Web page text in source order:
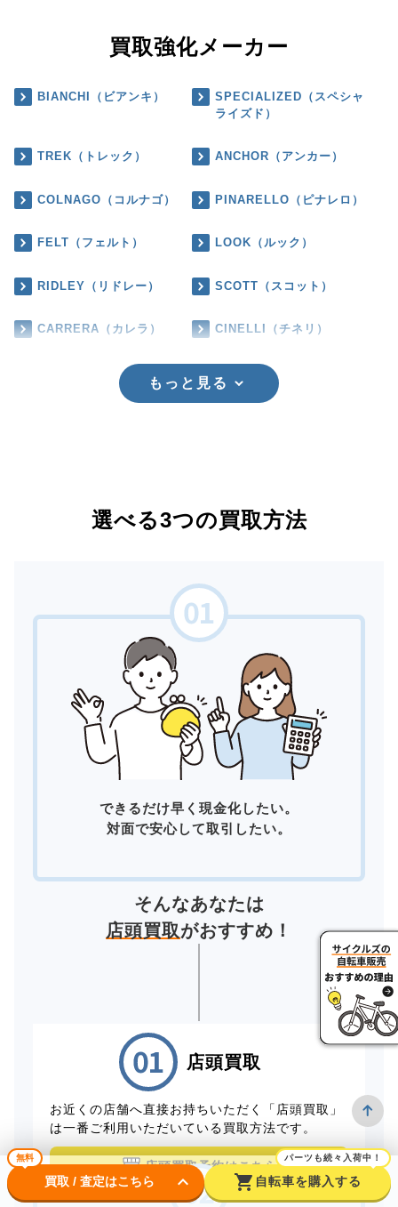
買取強化メーカー
BIANCHI（ビアンキ）
SPECIALIZED（スペシャ
ライズド）
TREK（トレック） ANCHOR（アンカー）
COLNAGO（コルナゴ） PINARELLO（ピナレロ）
FELT（フェルト） LOOK（ルック）
RIDLEY（リドレー） SCOTT（スコット）
CARRERA（カレラ） CINELLI（チネリ）
もっと見る
選べる3つの買取方法
できるだけ早く現金化したい。
対面で安心して取引したい。
そんなあなたは
店頭買取がおすすめ！
店頭買取
お近くの店舗へ直接お持ちいただく「店頭買取」
は一番ご利用いただいている買取方法です。
店頭買取予約はこちら
無料
買取 / 査定はこちら keyboard_arrow_down shopping_cart
パーツも続々入荷中！
自転車を購入する